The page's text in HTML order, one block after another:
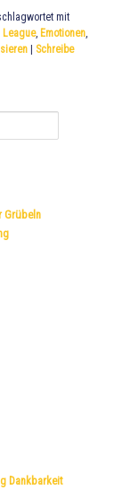
mit
League, Emotionen
| Schreibe
Grübeln
Dankbarkeit